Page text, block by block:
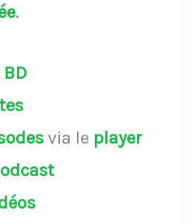
.
BD
via le player